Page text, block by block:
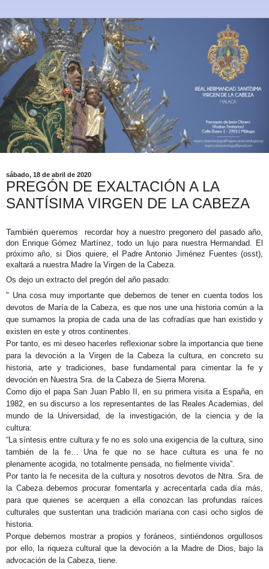
sábado, 18 de abril de 2020
PREGÓN DE EXALTACIÓN A LA
SANTÍSIMA VIRGEN DE LA CABEZA
También queremos recordar hoy a nuestro pregonero del pasado año,
don Enrique Gómez Martínez, todo un lujo para nuestra Hermandad. El
próximo año, si Dios quiere, el Padre Antonio Jiménez Fuentes (osst),
exaltará a nuestra Madre la Virgen de la Cabeza.
Os dejo un extracto del pregón del año pasado:
" Una cosa muy importante que debemos de tener en cuenta todos los
devotos de María de la Cabeza, es que nos une una historia común a la
que sumamos la propia de cada una de las cofradías que han existido y
existen en este y otros continentes.
Por tanto, es mi deseo hacerles reflexionar sobre la importancia que tiene
para la devoción a la Virgen de la Cabeza la cultura, en concreto su
historia, arte y tradiciones, base fundamental para cimentar la fe y
devoción en Nuestra Sra. de la Cabeza de Sierra Morena.
Como dijo el papa San Juan Pablo II, en su primera visita a España, en
1982, en su discurso a los representantes de las Reales Academias, del
mundo de la Universidad, de la investigación, de la ciencia y de la
cultura:
“La síntesis entre cultura y fe no es solo una exigencia de la cultura, sino
también de la fe… Una fe que no se hace cultura es una fe no
plenamente acogida, no totalmente pensada, no fielmente vivida”.
Por tanto la fe necesita de la cultura y nosotros devotos de Ntra. Sra. de
la Cabeza debemos procurar fomentarla y acrecentarla cada día más,
para que quienes se acerquen a ella conozcan las profundas raíces
culturales que sustentan una tradición mariana con casi ocho siglos de
historia.
Porque debemos mostrar a propios y foráneos, sintiéndonos orgullosos
por ello, la riqueza cultural que la devoción a la Madre de Dios, bajo la
advocación de la Cabeza, tiene.